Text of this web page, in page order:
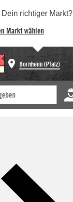
Dein richtiger Markt?
Markt wählen
Bornheim (Pfalz)